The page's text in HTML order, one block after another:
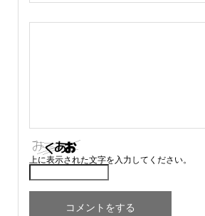
上に表示された文字を入力してください。